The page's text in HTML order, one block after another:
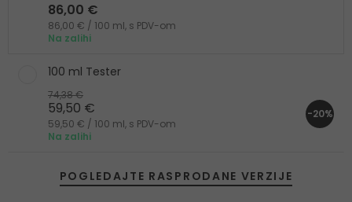
86,00 €
86,00 € / 100 ml, s PDV-om
Na zalihi
100 ml Tester
74,38 €
59,50 €
59,50 € / 100 ml, s PDV-om
Na zalihi
-20%
POGLEDAJTE RASPRODANE VERZIJE